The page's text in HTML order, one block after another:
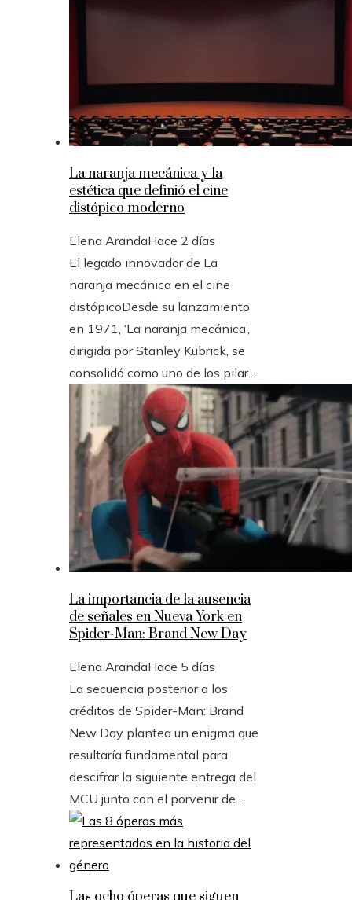
La naranja mecánica y la
estética que definió el cine
distópico moderno
Elena ArandaHace 2 días
El legado innovador de La
naranja mecánica en el cine
distópicoDesde su lanzamiento
en 1971, ‘La naranja mecánica’,
dirigida por Stanley Kubrick, se
consolidó como uno de los pilar...
La importancia de la ausencia
de señales en Nueva York en
Spider-Man: Brand New Day
Elena ArandaHace 5 días
La secuencia posterior a los
créditos de Spider-Man: Brand
New Day plantea un enigma que
resultaría fundamental para
descifrar la siguiente entrega del
MCU junto con el porvenir de...